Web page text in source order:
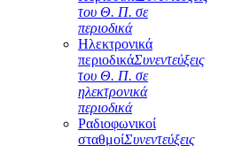
του Θ. Π. σε
περιοδικά
Ηλεκτρονικά
περιοδικάΣυνεντεύξεις
του Θ. Π. σε
ηλεκτρονικά
περιοδικά
Ραδιοφωνικοί
σταθμοίΣυνεντεύξεις